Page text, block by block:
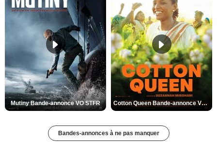
Mutiny Bande-annonce VO STFR Cotton Queen Bande-annonce VO STFR
Bandes-annonces à ne pas manquer